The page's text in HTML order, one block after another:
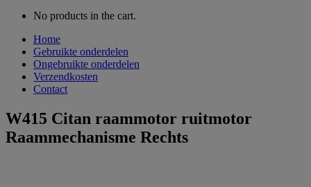
No products in the cart.
Home
Gebruikte onderdelen
Ongebruikte onderdelen
Verzendkosten
Contact
W415 Citan raammotor ruitmotor
Raammechanisme Rechts